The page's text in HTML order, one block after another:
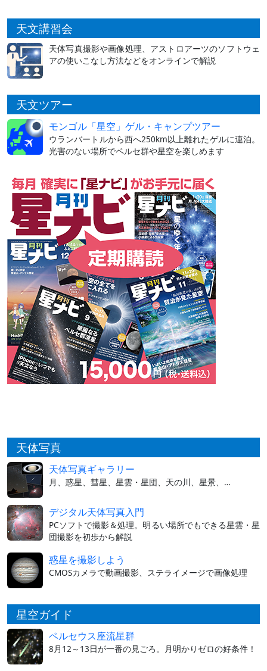
天文講習会
天体写真撮影や画像処理、アストロアーツのソフトウェ
アの使いこなし方法などをオンラインで解説
天文ツアー
モンゴル「星空」ゲル・キャンプツアー
ウランバートルから西へ250km以上離れたゲルに連泊。
光害のない場所でペルセ群や星空を楽しめます
天体写真
天体写真ギャラリー
月、惑星、彗星、星雲・星団、天の川、星景、…
デジタル天体写真入門
PCソフトで撮影＆処理。明るい場所でもできる星雲・星
団撮影を初歩から解説
惑星を撮影しよう
CMOSカメラで動画撮影、ステライメージで画像処理
星空ガイド
ペルセウス座流星群
8月12～13日が一番の見ごろ。月明かりゼロの好条件！